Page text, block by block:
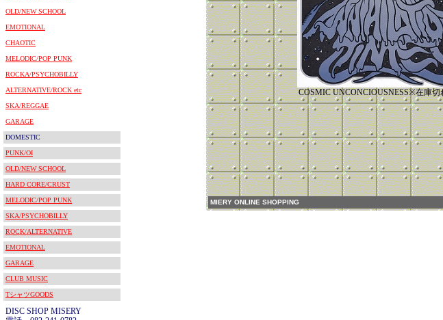
OLD/NEW SCHOOL
EMOTIONAL
CHAOTIC
MELODIC/POP PUNK
ROCKA/PSYCHOBILLY
ALTERNATIVE/ROCK etc
SKA/REGGAE
GARAGE
DOMESTIC
PUNK/OI
OLD/NEW SCHOOL
HARD CORE/CRUST
MELODIC/POP PUNK
SKA/PSYCHOBILLY
ROCK/ALTERNATIVE
EMOTIONAL
GARAGE
CLUB MUSIC
TシャツGOODS
DISC SHOP MISERY
COSMIC UNCONCIOUSNESS※在庫
MIERY ONLINE SHOPPING